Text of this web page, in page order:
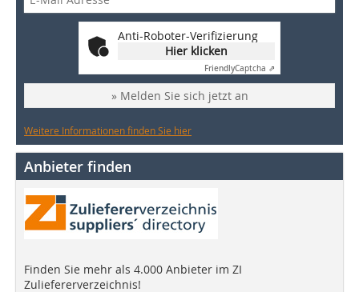
Anti-Roboter-Verifizierung
Hier klicken
FriendlyCaptcha ⇗
» Melden Sie sich jetzt an
Weitere Informationen finden Sie hier
Anbieter finden
Finden Sie mehr als 4.000 Anbieter im ZI
Zuliefererverzeichnis!